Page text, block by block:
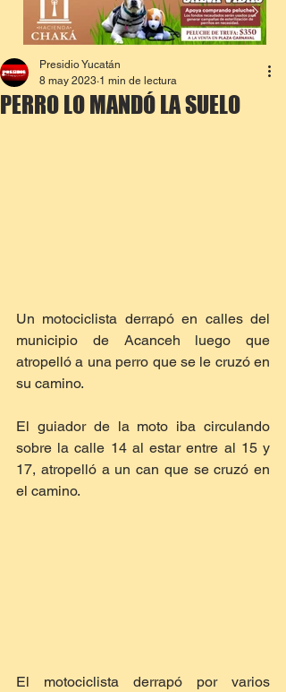
PERRO LO MANDÓ LA SUELO
Presidio Yucatán
8 may 2023 1 min de lectura
Un motociclista derrapó en calles del
municipio de Acanceh luego que
atropelló a una perro que se le cruzó en
su camino.
El guiador de la moto iba circulando
sobre la calle 14 al estar entre al 15 y
17, atropelló a un can que se cruzó en
el camino.
El motociclista derrapó por varios